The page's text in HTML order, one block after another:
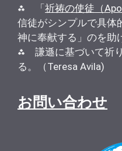
⁂ 「祈祷の使徒（
信徒がシンプルで具体
神に奉献する」のを助
⁂ 謙遜に基づいて祈
る。（Teresa Avila)
お問い合わせ